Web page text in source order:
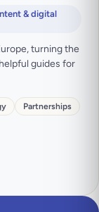
& digital
turning the
guides for
Partnerships